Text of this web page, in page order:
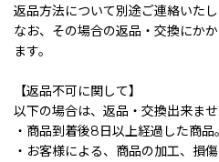
返品方法について別途ご連絡いたし
なお、その場合の返品・交換にか
ます。
【返品不可に関して】
以下の場合は、返品・交換出来ませ
・商品到着後8日以上経過した商品。
・お客様による、商品の加工、損傷